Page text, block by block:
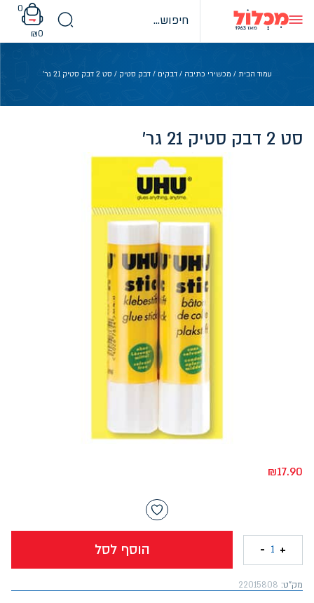
content
0
₪0
עמוד הבית / מכשירי כתיבה /דבקים /דבק סטיק / סט 2 דבק סטיק 21 גר'
סט 2 דבק סטיק 21 גר'
₪17.90
הוסף לסל +
1
-
מק"ט: 22015808